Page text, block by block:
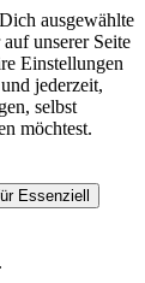
ausgewählte
unserer Seite
Einstellungen
jederzeit,
selbst
möchtest.
Essenziell